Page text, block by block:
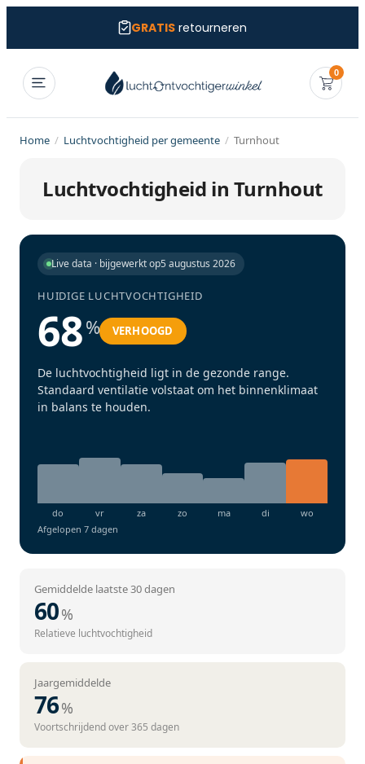
GRATISretourneren
0
Home / Luchtvochtigheid per gemeente / Turnhout
Luchtvochtigheid in Turnhout
Live data · bijgewerkt op5 augustus 2026
HUIDIGE LUCHTVOCHTIGHEID
68% VERHOOGD
De luchtvochtigheid ligt in de gezonde range.
Standaard ventilatie volstaat om het binnenklimaat
in balans te houden.
Afgelopen 7 dagen
Gemiddelde laatste 30 dagen
60%
Relatieve luchtvochtigheid
Jaargemiddelde
76%
Voortschrijdend over 365 dagen